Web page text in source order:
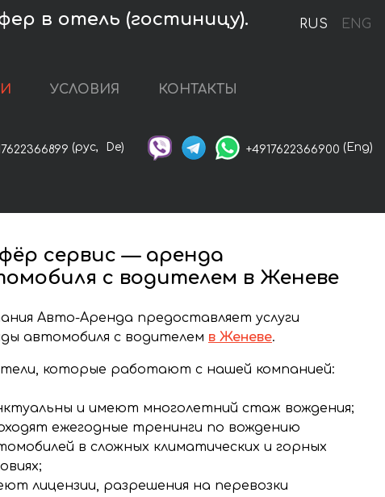
RUS ENG
в отель (гостиницу).
УСЛОВИЯ КОНТАКТЫ
(рус, De) +4917622366900 (Eng)
сервис — аренда
с водителем в Женеве
Авто-Аренда предоставляет услуги
автомобиля с водителем в Женеве.
которые работают с нашей компанией:
и имеют многолетний стаж вождения;
ежегодные тренинги по вождению
в сложных климатических и горных
лицензии, разрешения на перевозки